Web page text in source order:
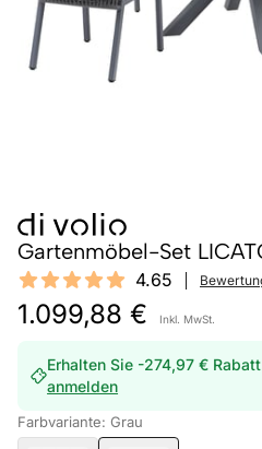
Gartenmöbel-Set
Reviews
4.65 out of 5 stars 4.65
1.099,88 € Inkl. MwSt.
Erhalten Sie -274,97 €
anmelden
Farbvariante: Grau